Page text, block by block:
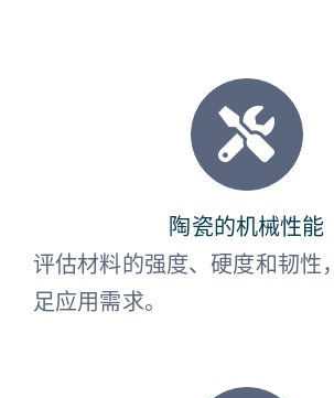
陶瓷的机械性能
评估材料的强度、硬度和韧性
足应用需求。